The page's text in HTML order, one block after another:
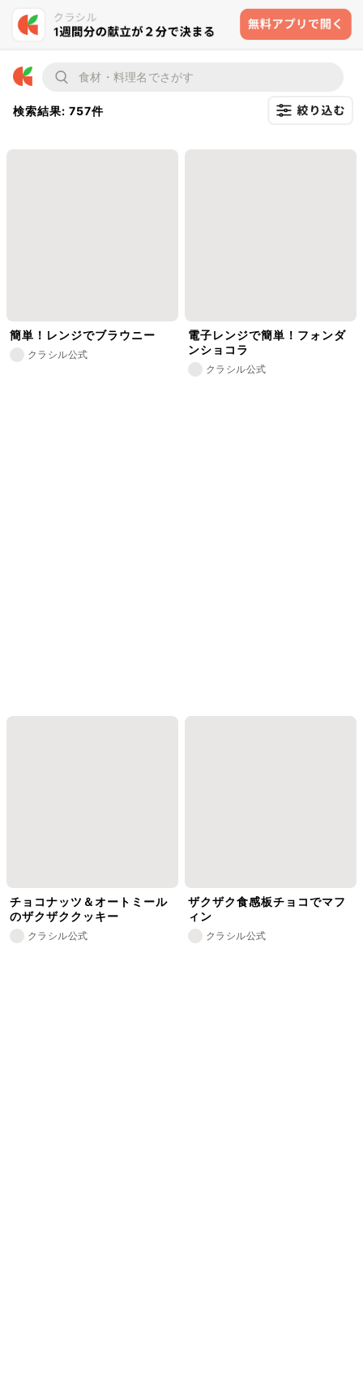
検索結果: 757件
簡単！レンジでブラウニー
クラシル公式
電子レンジで簡単！フォンダ
ンショコラ
クラシル公式
チョコナッツ＆オートミール
のザクザククッキー
クラシル公式
ザクザク食感板チョコでマフ
ィン
クラシル公式